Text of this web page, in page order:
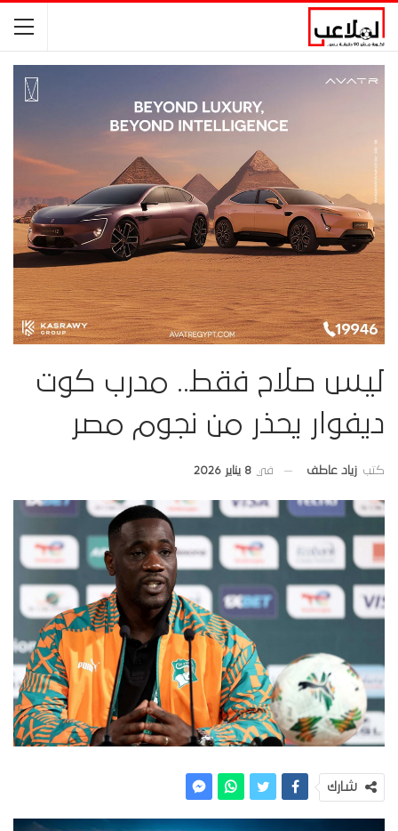
ليس صلاح فقط.. مدرب كوت
ديفوار يحذر من نجوم مصر
كتب زياد عاطف في 8 يناير 2026
شارك